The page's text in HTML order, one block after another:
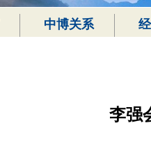
中博关系
李强